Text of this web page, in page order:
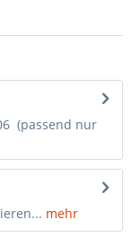
(passend nur
mehr